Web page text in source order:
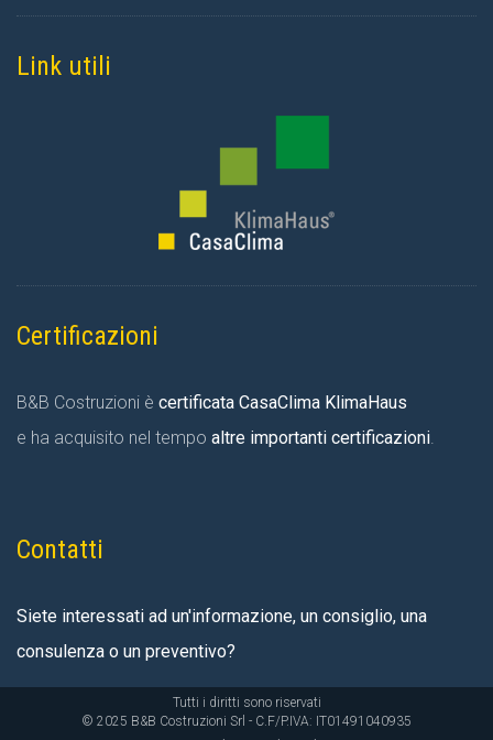
Link utili
Certificazioni
B&B Costruzioni è certificata CasaClima KlimaHaus
e ha acquisito nel tempo altre importanti certificazioni.
Contatti
Siete interessati ad un'informazione, un consiglio, una
consulenza o un preventivo?
Tutti i diritti sono riservati
© 2025 B&B Costruzioni Srl - C.F/P.IVA: IT01491040935